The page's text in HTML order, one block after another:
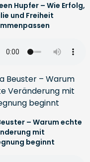
Hupfer – Wie Erfolg,
und Freiheit
– Warum echte
mit
beginnt